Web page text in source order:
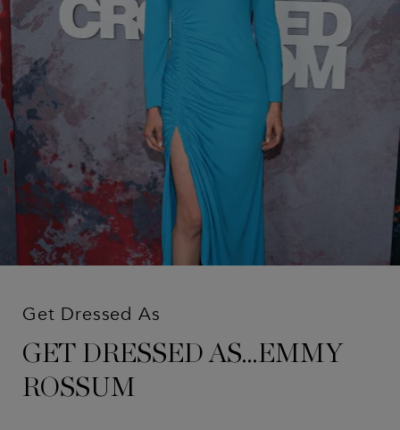
Get Dressed As
GET DRESSED AS…EMMY
ROSSUM